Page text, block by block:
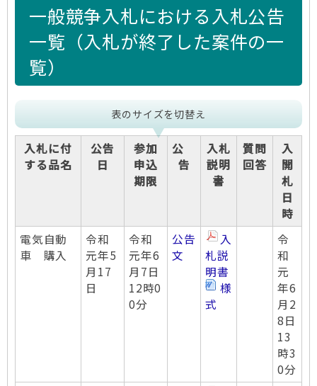
一般競争入札における入札公告
一覧（入札が終了した案件の一
覧）
表のサイズを切替え
入札に付
する品名
公告
日
参加
申込
期限
公
告
入札
説明
書
質問
回答
入
開
札
日
時
電気自動
車 購入
令和
元年5
月17
日
令和
元年6
月7日
12時0
0分
公告
文
入
札説
明書
様
式
令
和
元
年6
月2
8日
13
時3
0分